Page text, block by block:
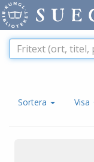
Sortera Visa